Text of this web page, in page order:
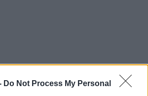
Do Not Process My Personal